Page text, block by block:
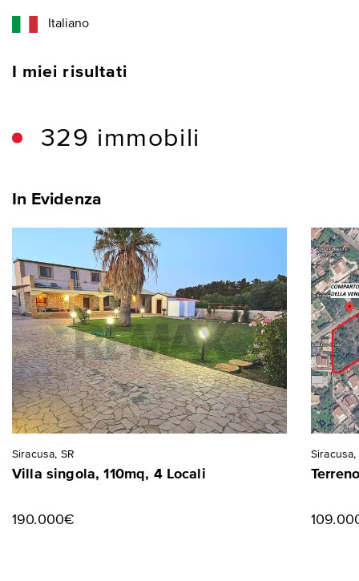
Italiano
I miei risultati
329 immobili
In Evidenza
Siracusa, SR
Villa singola, 110mq, 4 Locali
190.000€
Siracusa,